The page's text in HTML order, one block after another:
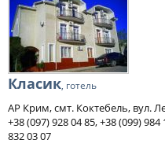
Класик, готель
АР Крим, смт. Коктебель, вул.
+38 (097) 928 04 85, +38 (099)
832 03 07